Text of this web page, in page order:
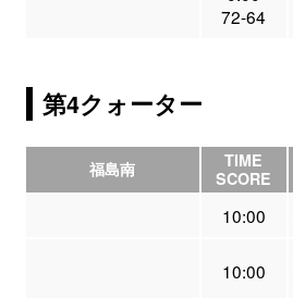
72-64
第4クォーター
福島南
TIME
SCORE
10:00
10:00